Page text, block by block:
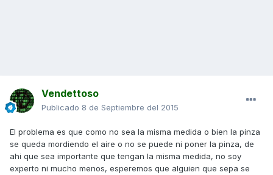
Vendettoso
Publicado 8 de Septiembre del 2015
El problema es que como no sea la misma medida o bien la pinza
se queda mordiendo el aire o no se puede ni poner la pinza, de
ahi que sea importante que tengan la misma medida, no soy
experto ni mucho menos, esperemos que alguien que sepa se